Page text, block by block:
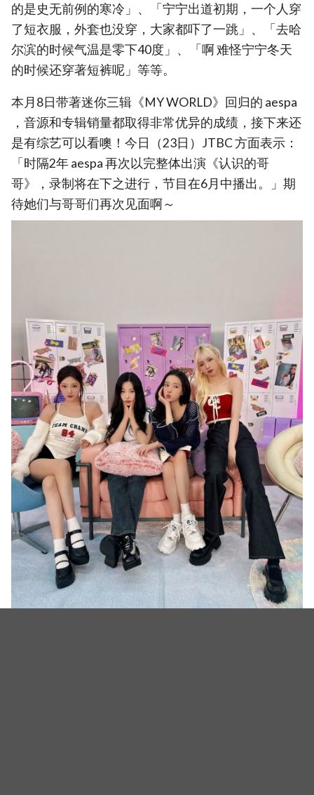
的是史无前例的寒冷」、「宁宁出道初期，一个人穿
了短衣服，外套也没穿，大家都吓了一跳」、「去哈
尔滨的时候气温是零下40度」、「啊 难怪宁宁冬天
的时候还穿著短裤呢」等等。
本月8日带著迷你三辑《MY WORLD》回归的 aespa
，音源和专辑销量都取得非常优异的成绩，接下来还
是有综艺可以看噢！今日（23日）JTBC 方面表示：
「时隔2年 aespa 再次以完整体出演《认识的哥
哥》，录制将在下之进行，节目在6月中播出。」期
待她们与哥哥们再次见面啊～